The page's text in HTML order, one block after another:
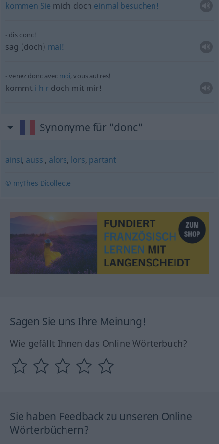
kommen Sie mich doch einmal besuchen!
dis donc!
sag (doch) mal!
venez donc avec moi, vous autres!
kommt i h r doch mit mir!
Synonyme für "donc"
ainsi, aussi, alors, lors, partant
© myThes Dicollecte
Sagen Sie uns Ihre Meinung!
Wie gefällt Ihnen das Online Wörterbuch?
Sie haben Feedback zu unseren Online
Wörterbüchern?